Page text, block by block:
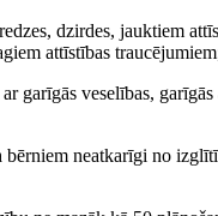
dzirdes, jauktiem
attīstības
veselības,
neatkarīgi no